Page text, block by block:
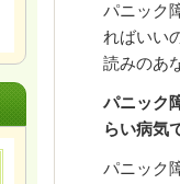
パニック
ればいい
読みのあ
パニック
らい病気
パニック